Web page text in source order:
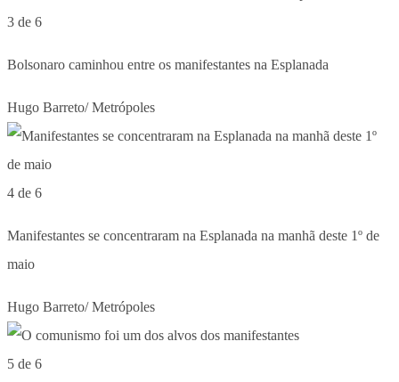
3 de 6
Bolsonaro caminhou entre os manifestantes na Esplanada
Hugo Barreto/ Metrópoles
4 de 6
Manifestantes se concentraram na Esplanada na manhã deste 1º de
maio
Hugo Barreto/ Metrópoles
5 de 6